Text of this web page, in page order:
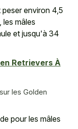
environ 4,5
les mâles
et jusqu'à 34
Retrievers À
les Golden
pour les mâles